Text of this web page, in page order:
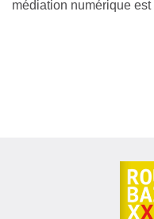
médiation numérique